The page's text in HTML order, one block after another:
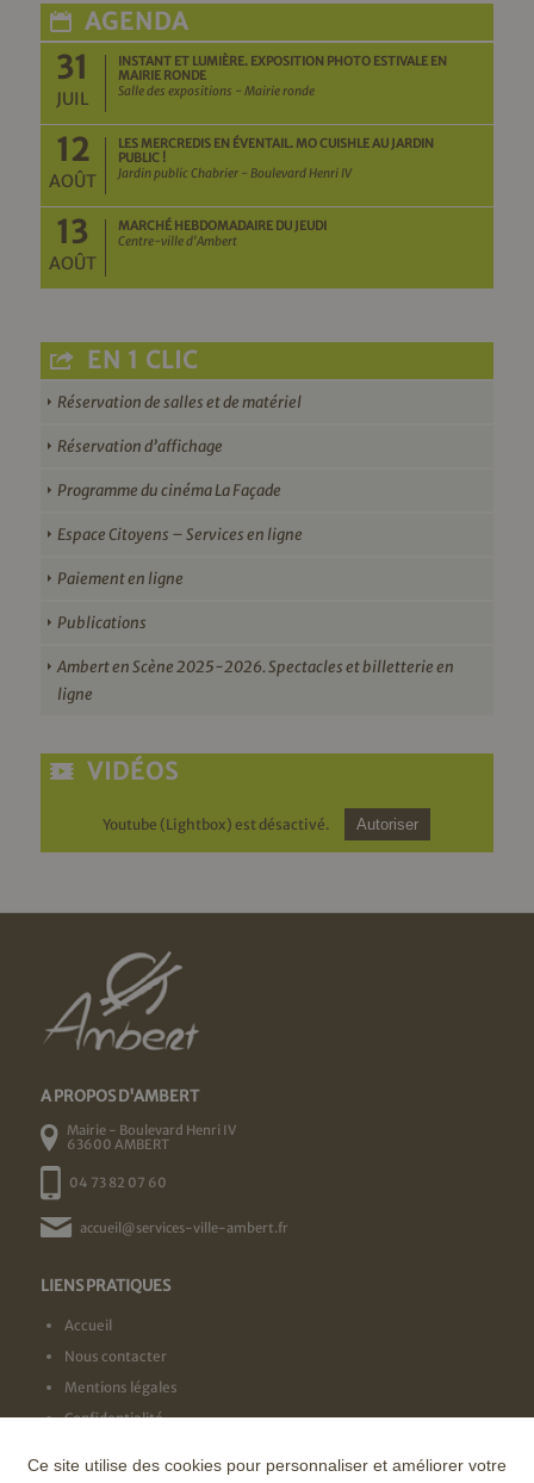
AGENDA
31
JUIL
INSTANT ET LUMIÈRE. EXPOSITION PHOTO ESTIVALE EN
MAIRIE RONDE
Salle des expositions - Mairie ronde
12
AOÛT
LES MERCREDIS EN ÉVENTAIL. MO CUISHLE AU JARDIN
PUBLIC !
Jardin public Chabrier - Boulevard Henri IV
13
AOÛT
MARCHÉ HEBDOMADAIRE DU JEUDI
Centre-ville d'Ambert
EN 1 CLIC
Réservation de salles et de matériel
Réservation d’affichage
Programme du cinéma La Façade
Espace Citoyens – Services en ligne
Paiement en ligne
Publications
Ambert en Scène 2025-2026. Spectacles et billetterie en
ligne
VIDÉOS
Youtube (Lightbox) est désactivé. Autoriser
A PROPOS D'AMBERT
Mairie - Boulevard Henri IV
63600 AMBERT
04 73 82 07 60
accueil@services-ville-ambert.fr
LIENS PRATIQUES
Accueil
Nous contacter
Mentions légales
Confidentialité
NOS LABELS
Ce site utilise des cookies pour personnaliser et améliorer votre